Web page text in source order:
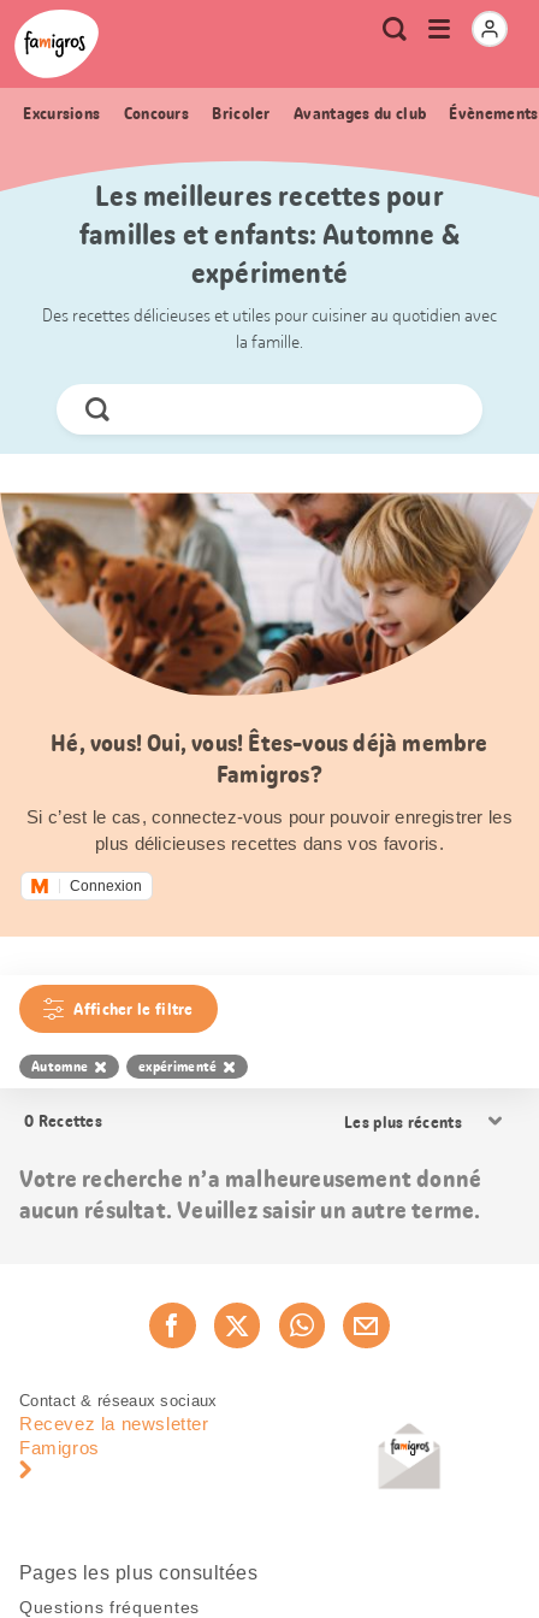
Signets
de
navigation
Header
Logo Métanavigation
RechercheOuvrir
Excursions Concours Bricoler Avantages du club
Les meilleures recettes pour
familles et enfants: Automne &
expérimenté
Des recettes délicieuses et utiles pour cuisiner au quotidien avec
la famille.
Chercher
Hé, vous! Oui, vous! Êtes-vous déjà membre
Famigros?
Si c’est le cas, connectez-vous pour pouvoir enregistrer les
plus délicieuses recettes dans vos favoris.
Connexion
Afficher le filtre
Automne expérimenté
0 Recettes
les
Votre recherche n’a malheureusement donné
aucun résultat. Veuillez saisir un autre terme.
Recommander maintenant
Pied
page
Navigation
pied
Contact & réseaux sociaux
Recevez la newsletter
Famigros
Pages les plus consultées
Questions fréquentes